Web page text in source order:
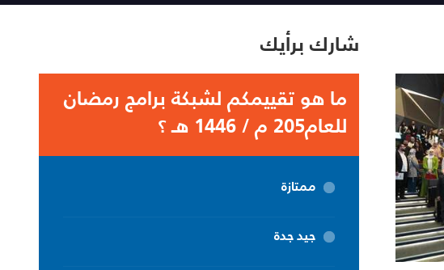
شارك برأيك
ما هو تقييمكم لشبكة برامج رمضان
للعام205 م / 1446 هـ ؟
ممتازة
جيد جدة